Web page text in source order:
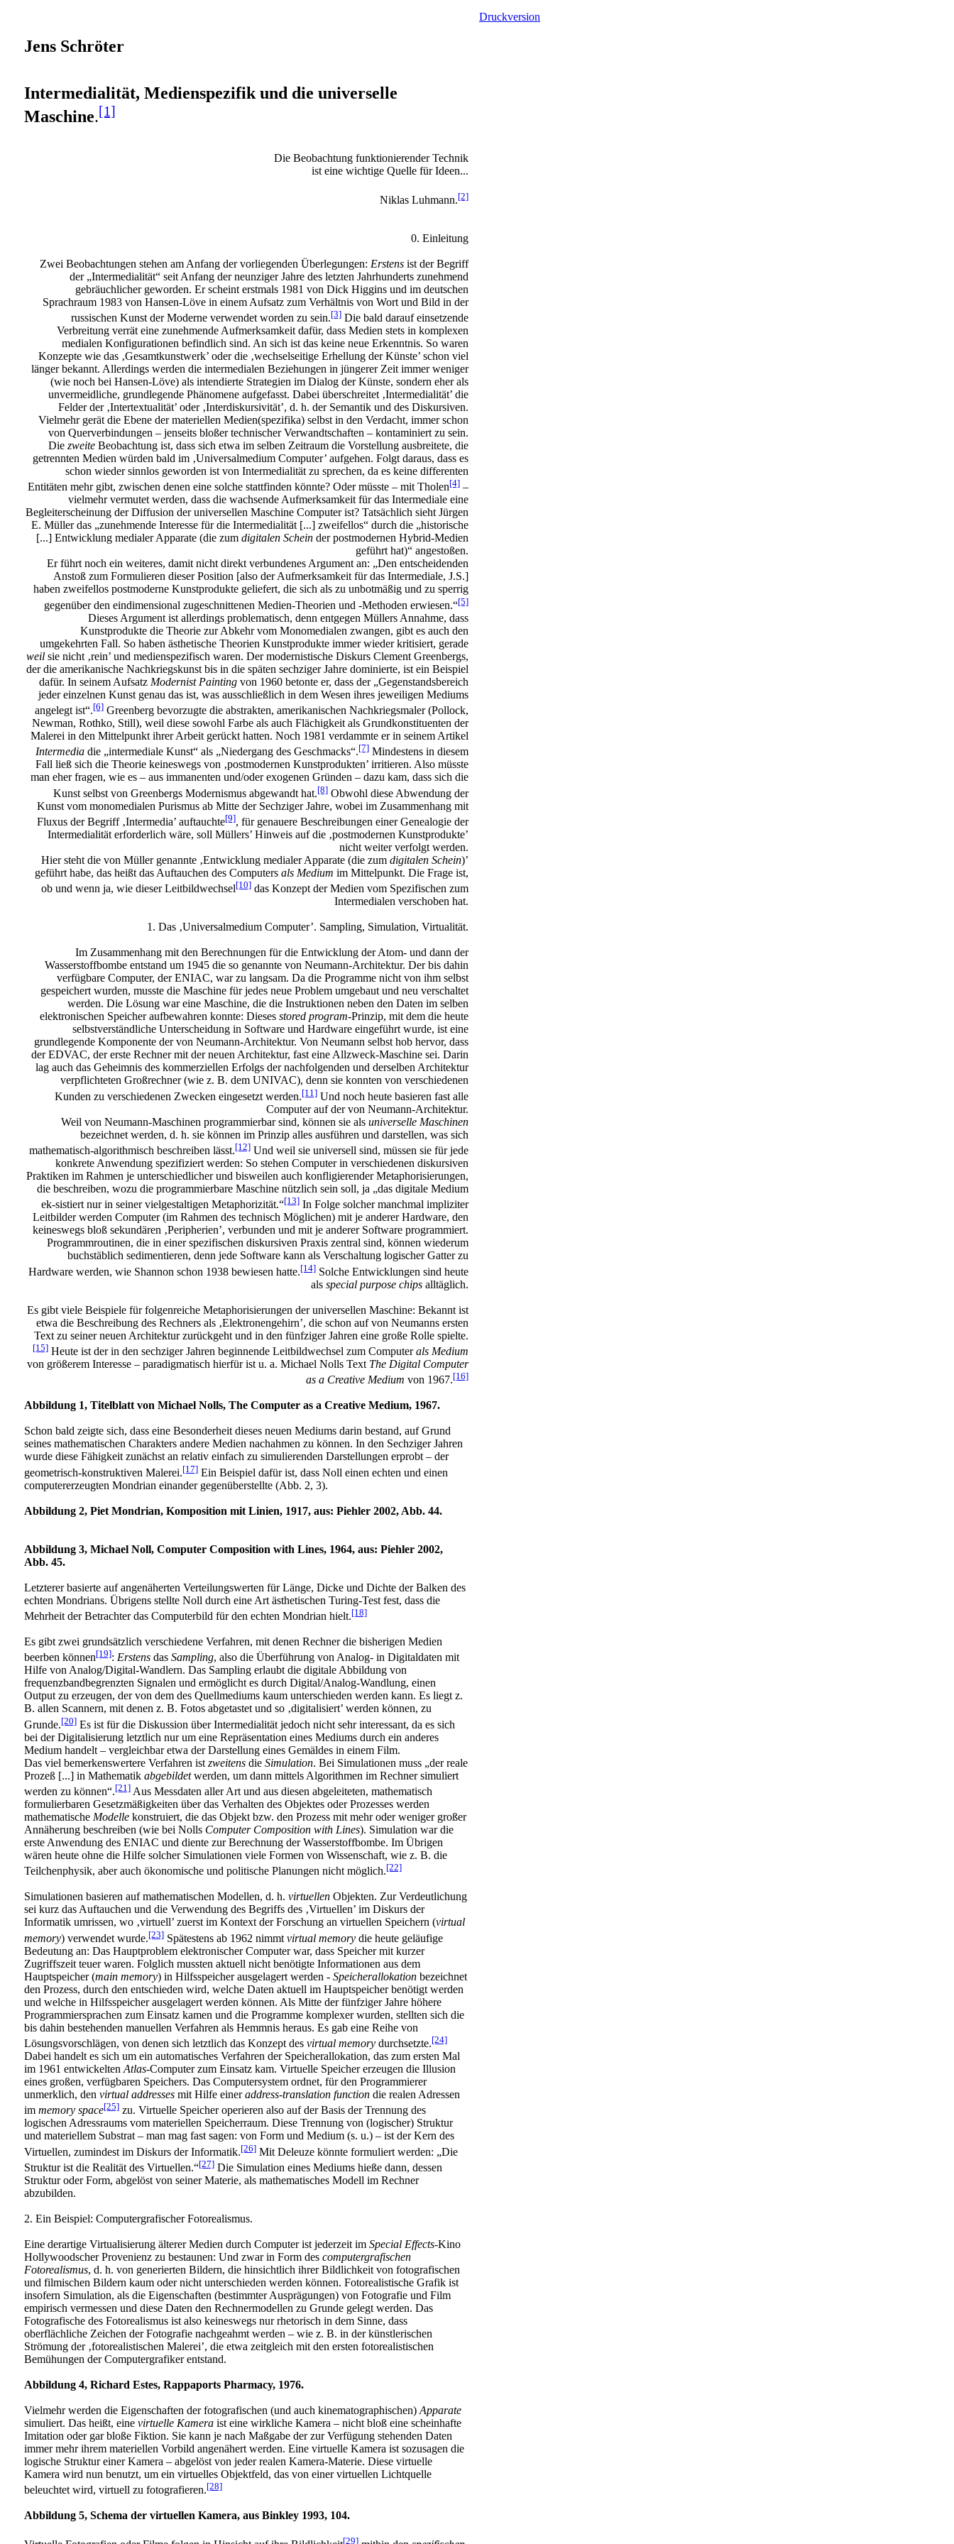
Druckversion
Jens Schröter
Intermedialität, Medienspezifik und die universelle
Maschine.[1]
Die Beobachtung funktionierender Technik
ist eine wichtige Quelle für Ideen...
Niklas Luhmann.[2]
0. Einleitung
Zwei Beobachtungen stehen am Anfang der vorliegenden Überlegungen: Erstens ist der Begriff
der „Intermedialität“ seit Anfang der neunziger Jahre des letzten Jahrhunderts zunehmend
gebräuchlicher geworden. Er scheint erstmals 1981 von Dick Higgins und im deutschen
Sprachraum 1983 von Hansen-Löve in einem Aufsatz zum Verhältnis von Wort und Bild in der
russischen Kunst der Moderne verwendet worden zu sein.[3] Die bald darauf einsetzende
Verbreitung verrät eine zunehmende Aufmerksamkeit dafür, dass Medien stets in komplexen
medialen Konfigurationen befindlich sind. An sich ist das keine neue Erkenntnis. So waren
Konzepte wie das ‚Gesamtkunstwerk’ oder die ‚wechselseitige Erhellung der Künste’ schon viel
länger bekannt. Allerdings werden die intermedialen Beziehungen in jüngerer Zeit immer weniger
(wie noch bei Hansen-Löve) als intendierte Strategien im Dialog der Künste, sondern eher als
unvermeidliche, grundlegende Phänomene aufgefasst. Dabei überschreitet ‚Intermedialität’ die
Felder der ‚Intertextualität’ oder ‚Interdiskursivität’, d. h. der Semantik und des Diskursiven.
Vielmehr gerät die Ebene der materiellen Medien(spezifika) selbst in den Verdacht, immer schon
von Querverbindungen – jenseits bloßer technischer Verwandtschaften – kontaminiert zu sein.
Die zweite Beobachtung ist, dass sich etwa im selben Zeitraum die Vorstellung ausbreitete, die
getrennten Medien würden bald im ‚Universalmedium Computer’ aufgehen. Folgt daraus, dass es
schon wieder sinnlos geworden ist von Intermedialität zu sprechen, da es keine differenten
Entitäten mehr gibt, zwischen denen eine solche stattfinden könnte? Oder müsste – mit Tholen[4] –
vielmehr vermutet werden, dass die wachsende Aufmerksamkeit für das Intermediale eine
Begleiterscheinung der Diffusion der universellen Maschine Computer ist? Tatsächlich sieht Jürgen
E. Müller das „zunehmende Interesse für die Intermedialität [...] zweifellos“ durch die „historische
[...] Entwicklung medialer Apparate (die zum digitalen Schein der postmodernen Hybrid-Medien
geführt hat)“ angestoßen.
Er führt noch ein weiteres, damit nicht direkt verbundenes Argument an: „Den entscheidenden
Anstoß zum Formulieren dieser Position [also der Aufmerksamkeit für das Intermediale, J.S.]
haben zweifellos postmoderne Kunstprodukte geliefert, die sich als zu unbotmäßig und zu sperrig
gegenüber den eindimensional zugeschnittenen Medien-Theorien und -Methoden erwiesen.“[5]
Dieses Argument ist allerdings problematisch, denn entgegen Müllers Annahme, dass
Kunstprodukte die Theorie zur Abkehr vom Monomedialen zwangen, gibt es auch den
umgekehrten Fall. So haben ästhetische Theorien Kunstprodukte immer wieder kritisiert, gerade
weil sie nicht ‚rein’ und medienspezifisch waren. Der modernistische Diskurs Clement Greenbergs,
der die amerikanische Nachkriegskunst bis in die späten sechziger Jahre dominierte, ist ein Beispiel
dafür. In seinem Aufsatz Modernist Painting von 1960 betonte er, dass der „Gegenstandsbereich
jeder einzelnen Kunst genau das ist, was ausschließlich in dem Wesen ihres jeweiligen Mediums
angelegt ist“.[6] Greenberg bevorzugte die abstrakten, amerikanischen Nachkriegsmaler (Pollock,
Newman, Rothko, Still), weil diese sowohl Farbe als auch Flächigkeit als Grundkonstituenten der
Malerei in den Mittelpunkt ihrer Arbeit gerückt hatten. Noch 1981 verdammte er in seinem Artikel
Intermedia die „intermediale Kunst“ als „Niedergang des Geschmacks“.[7] Mindestens in diesem
Fall ließ sich die Theorie keineswegs von ‚postmodernen Kunstprodukten’ irritieren. Also müsste
man eher fragen, wie es – aus immanenten und/oder exogenen Gründen – dazu kam, dass sich die
Kunst selbst von Greenbergs Modernismus abgewandt hat.[8] Obwohl diese Abwendung der
Kunst vom monomedialen Purismus ab Mitte der Sechziger Jahre, wobei im Zusammenhang mit
Fluxus der Begriff ‚Intermedia’ auftauchte[9], für genauere Beschreibungen einer Genealogie der
Intermedialität erforderlich wäre, soll Müllers’ Hinweis auf die ‚postmodernen Kunstprodukte’
nicht weiter verfolgt werden.
Hier steht die von Müller genannte ‚Entwicklung medialer Apparate (die zum digitalen Schein)’
geführt habe, das heißt das Auftauchen des Computers als Medium im Mittelpunkt. Die Frage ist,
ob und wenn ja, wie dieser Leitbildwechsel[10] das Konzept der Medien vom Spezifischen zum
Intermedialen verschoben hat.
1. Das ‚Universalmedium Computer’. Sampling, Simulation, Virtualität.
Im Zusammenhang mit den Berechnungen für die Entwicklung der Atom- und dann der
Wasserstoffbombe entstand um 1945 die so genannte von Neumann-Architektur. Der bis dahin
verfügbare Computer, der ENIAC, war zu langsam. Da die Programme nicht von ihm selbst
gespeichert wurden, musste die Maschine für jedes neue Problem umgebaut und neu verschaltet
werden. Die Lösung war eine Maschine, die die Instruktionen neben den Daten im selben
elektronischen Speicher aufbewahren konnte: Dieses stored program-Prinzip, mit dem die heute
selbstverständliche Unterscheidung in Software und Hardware eingeführt wurde, ist eine
grundlegende Komponente der von Neumann-Architektur. Von Neumann selbst hob hervor, dass
der EDVAC, der erste Rechner mit der neuen Architektur, fast eine Allzweck-Maschine sei. Darin
lag auch das Geheimnis des kommerziellen Erfolgs der nachfolgenden und derselben Architektur
verpflichteten Großrechner (wie z. B. dem UNIVAC), denn sie konnten von verschiedenen
Kunden zu verschiedenen Zwecken eingesetzt werden.[11] Und noch heute basieren fast alle
Computer auf der von Neumann-Architektur.
Weil von Neumann-Maschinen programmierbar sind, können sie als universelle Maschinen
bezeichnet werden, d. h. sie können im Prinzip alles ausführen und darstellen, was sich
mathematisch-algorithmisch beschreiben lässt.[12] Und weil sie universell sind, müssen sie für jede
konkrete Anwendung spezifiziert werden: So stehen Computer in verschiedenen diskursiven
Praktiken im Rahmen je unterschiedlicher und bisweilen auch konfligierender Metaphorisierungen,
die beschreiben, wozu die programmierbare Maschine nützlich sein soll, ja „das digitale Medium
ek-sistiert nur in seiner vielgestaltigen Metaphorizität.“[13] In Folge solcher manchmal impliziter
Leitbilder werden Computer (im Rahmen des technisch Möglichen) mit je anderer Hardware, den
keineswegs bloß sekundären ‚Peripherien’, verbunden und mit je anderer Software programmiert.
Programmroutinen, die in einer spezifischen diskursiven Praxis zentral sind, können wiederum
buchstäblich sedimentieren, denn jede Software kann als Verschaltung logischer Gatter zu
Hardware werden, wie Shannon schon 1938 bewiesen hatte.[14] Solche Entwicklungen sind heute
als special purpose chips alltäglich.
Es gibt viele Beispiele für folgenreiche Metaphorisierungen der universellen Maschine: Bekannt ist
etwa die Beschreibung des Rechners als ‚Elektronengehirn’, die schon auf von Neumanns ersten
Text zu seiner neuen Architektur zurückgeht und in den fünfziger Jahren eine große Rolle spielte.
[15] Heute ist der in den sechziger Jahren beginnende Leitbildwechsel zum Computerals Medium
von größerem Interesse – paradigmatisch hierfür ist u. a. Michael Nolls Text The Digital Computer
as a Creative Medium von 1967.[16]
Abbildung 1, Titelblatt von Michael Nolls, The Computer as a Creative Medium, 1967.
Schon bald zeigte sich, dass eine Besonderheit dieses neuen Mediums darin bestand, auf Grund
seines mathematischen Charakters andere Medien nachahmen zu können. In den Sechziger Jahren
wurde diese Fähigkeit zunächst an relativ einfach zu simulierenden Darstellungen erprobt – der
geometrisch-konstruktiven Malerei.[17] Ein Beispiel dafür ist, dass Noll einen echten und einen
computererzeugten Mondrian einander gegenüberstellte (Abb. 2, 3).
Abbildung 2, Piet Mondrian, Komposition mit Linien, 1917, aus: Piehler 2002, Abb. 44.
Abbildung 3, Michael Noll, Computer Composition with Lines, 1964, aus: Piehler 2002,
Abb. 45.
Letzterer basierte auf angenäherten Verteilungswerten für Länge, Dicke und Dichte der Balken des
echten Mondrians. Übrigens stellte Noll durch eine Art ästhetischen Turing-Test fest, dass die
Mehrheit der Betrachter das Computerbild für den echten Mondrian hielt.[18]
Es gibt zwei grundsätzlich verschiedene Verfahren, mit denen Rechner die bisherigen Medien
beerben können[19]: Erstens das Sampling, also die Überführung von Analog- in Digitaldaten mit
Hilfe von Analog/Digital-Wandlern. Das Sampling erlaubt die digitale Abbildung von
frequenzbandbegrenzten Signalen und ermöglicht es durch Digital/Analog-Wandlung, einen
Output zu erzeugen, der von dem des Quellmediums kaum unterschieden werden kann. Es liegt z.
B. allen Scannern, mit denen z. B. Fotos abgetastet und so ‚digitalisiert’ werden können, zu
Grunde.[20] Es ist für die Diskussion über Intermedialität jedoch nicht sehr interessant, da es sich
bei der Digitalisierung letztlich nur um eine Repräsentation eines Mediums durch ein anderes
Medium handelt – vergleichbar etwa der Darstellung eines Gemäldes in einem Film.
Das viel bemerkenswertere Verfahren ist zweitens die Simulation. Bei Simulationen muss „der reale
Prozeß [...] in Mathematik abgebildetwerden, um dann mittels Algorithmen im Rechner simuliert
werden zu können“.[21] Aus Messdaten aller Art und aus diesen abgeleiteten, mathematisch
formulierbaren Gesetzmäßigkeiten über das Verhalten des Objektes oder Prozesses werden
mathematische Modelle konstruiert, die das Objekt bzw. den Prozess mit mehr oder weniger großer
Annäherung beschreiben (wie bei Nolls Computer Composition with Lines). Simulation war die
erste Anwendung des ENIAC und diente zur Berechnung der Wasserstoffbombe. Im Übrigen
wären heute ohne die Hilfe solcher Simulationen viele Formen von Wissenschaft, wie z. B. die
Teilchenphysik, aber auch ökonomische und politische Planungen nicht möglich.[22]
Simulationen basieren auf mathematischen Modellen, d. h. virtuellen Objekten. Zur Verdeutlichung
sei kurz das Auftauchen und die Verwendung des Begriffs des ‚Virtuellen’ im Diskurs der
Informatik umrissen, wo ‚virtuell’ zuerst im Kontext der Forschung an virtuellen Speichern (virtual
memory) verwendet wurde.[23] Spätestens ab 1962 nimmt virtual memory die heute geläufige
Bedeutung an: Das Hauptproblem elektronischer Computer war, dass Speicher mit kurzer
Zugriffszeit teuer waren. Folglich mussten aktuell nicht benötigte Informationen aus dem
Hauptspeicher (main memory) in Hilfsspeicher ausgelagert werden - Speicherallokation bezeichnet
den Prozess, durch den entschieden wird, welche Daten aktuell im Hauptspeicher benötigt werden
und welche in Hilfsspeicher ausgelagert werden können. Als Mitte der fünfziger Jahre höhere
Programmiersprachen zum Einsatz kamen und die Programme komplexer wurden, stellten sich die
bis dahin bestehenden manuellen Verfahren als Hemmnis heraus. Es gab eine Reihe von
Lösungsvorschlägen, von denen sich letztlich das Konzept des virtual memory durchsetzte.[24]
Dabei handelt es sich um ein automatisches Verfahren der Speicherallokation, das zum ersten Mal
im 1961 entwickelten Atlas-Computer zum Einsatz kam. Virtuelle Speicher erzeugen die Illusion
eines großen, verfügbaren Speichers. Das Computersystem ordnet, für den Programmierer
unmerklich, den virtual addresses mit Hilfe eineraddress-translation function die realen Adressen
im memory space[25] zu. Virtuelle Speicher operieren also auf der Basis der Trennung des
logischen Adressraums vom materiellen Speicherraum. Diese Trennung von (logischer) Struktur
und materiellem Substrat – man mag fast sagen: von Form und Medium (s. u.) – ist der Kern des
Virtuellen, zumindest im Diskurs der Informatik.[26] Mit Deleuze könnte formuliert werden: „Die
Struktur ist die Realität des Virtuellen.“[27] Die Simulation eines Mediums hieße dann, dessen
Struktur oder Form, abgelöst von seiner Materie, als mathematisches Modell im Rechner
abzubilden.
2. Ein Beispiel: Computergrafischer Fotorealismus.
Eine derartige Virtualisierung älterer Medien durch Computer ist jederzeit im Special Effects-Kino
Hollywoodscher Provenienz zu bestaunen: Und zwar in Form des computergrafischen
Fotorealismus, d. h. von generierten Bildern, die hinsichtlich ihrer Bildlichkeit von fotografischen
und filmischen Bildern kaum oder nicht unterschieden werden können. Fotorealistische Grafik ist
insofern Simulation, als die Eigenschaften (bestimmter Ausprägungen) von Fotografie und Film
empirisch vermessen und diese Daten den Rechnermodellen zu Grunde gelegt werden. Das
Fotografische des Fotorealismus ist also keineswegs nur rhetorisch in dem Sinne, dass
oberflächliche Zeichen der Fotografie nachgeahmt werden – wie z. B. in der künstlerischen
Strömung der ‚fotorealistischen Malerei’, die etwa zeitgleich mit den ersten fotorealistischen
Bemühungen der Computergrafiker entstand.
Abbildung 4, Richard Estes, Rappaports Pharmacy, 1976.
Vielmehr werden die Eigenschaften der fotografischen (und auch kinematographischen) Apparate
simuliert. Das heißt, eine virtuelle Kamera ist eine wirkliche Kamera – nicht bloß eine scheinhafte
Imitation oder gar bloße Fiktion. Sie kann je nach Maßgabe der zur Verfügung stehenden Daten
immer mehr ihrem materiellen Vorbild angenähert werden. Eine virtuelle Kamera ist sozusagen die
logische Struktur einer Kamera – abgelöst von jeder realen Kamera-Materie. Diese virtuelle
Kamera wird nun benutzt, um ein virtuelles Objektfeld, das von einer virtuellen Lichtquelle
beleuchtet wird, virtuell zu fotografieren.[28]
Abbildung 5, Schema der virtuellen Kamera, aus Binkley 1993, 104.
[29]